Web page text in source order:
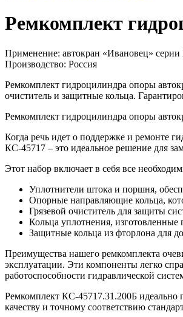
Ремкомплект
Применение: автокран «Ивановец»
Производство: Россия
Ремкомплект гидроцилиндра опоры
очиститель и защитные кольца.
Ремкомплект гидроцилиндра опоры
Когда речь идет о поддержке и ремонте
КС-45717 – это идеальное решение для
Этот набор включает в себя все
Уплотнители штока и поршня,
Опорные направляющие кольца,
Грязевой очиститель для защиты
Кольца уплотнения,
Защитные кольца из фторлона для
Преимущества нашего ремкомплекта
эксплуатации. Эти компоненты легко
работоспособности гидравлической
Ремкомплект КС-45717.31.200Б идеально
качеству и точному соответствию